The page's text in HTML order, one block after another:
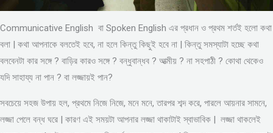
Communicative English বা Spoken English এর প্রধান ও প্রথম শর্তই হলো কথা
বলা | কথা আপনাকে বলতেই হবে, না হলে কিন্তু কিছুই হবে না | কিন্তু সমস্যাটা হচ্ছে কথা
বলবেনটা কার সঙ্গে ? বাড়ির কারও সঙ্গে ? বন্ধুবান্ধব ? আত্মীয় ? না সহপাঠী ? কোথা থেকেও
যদি সাহায্য না পান ? বা লজ্জায়ই পান?
সবচেয়ে সহজ উপায় হল, প্রথমে নিজে নিজে, মনে মনে, তারপর শব্দ করে, পারলে আয়নার সামনে,
লজ্জা পেলে বন্ধ ঘরে | কারণ এই সময়টা আপনার লজ্জা থাকাটাই স্বাভাবিক | লজ্জা থাকলেই